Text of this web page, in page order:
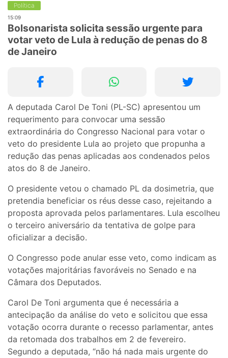
Política
15:09
Bolsonarista solicita sessão urgente para
votar veto de Lula à redução de penas do 8
de Janeiro
A deputada Carol De Toni (PL-SC) apresentou um
requerimento para convocar uma sessão
extraordinária do Congresso Nacional para votar o
veto do presidente Lula ao projeto que propunha a
redução das penas aplicadas aos condenados pelos
atos do 8 de Janeiro.
O presidente vetou o chamado PL da dosimetria, que
pretendia beneficiar os réus desse caso, rejeitando a
proposta aprovada pelos parlamentares. Lula escolheu
o terceiro aniversário da tentativa de golpe para
oficializar a decisão.
O Congresso pode anular esse veto, como indicam as
votações majoritárias favoráveis no Senado e na
Câmara dos Deputados.
Carol De Toni argumenta que é necessária a
antecipação da análise do veto e solicitou que essa
votação ocorra durante o recesso parlamentar, antes
da retomada dos trabalhos em 2 de fevereiro.
Segundo a deputada, “não há nada mais urgente do